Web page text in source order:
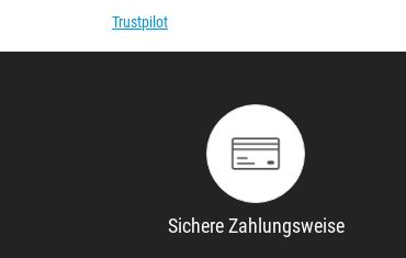
Trustpilot
Sichere Zahlungsweise